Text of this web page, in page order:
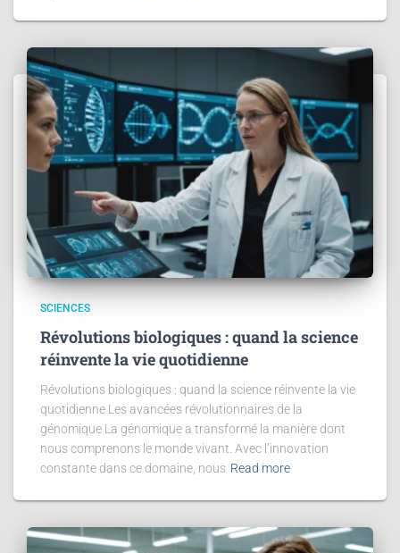
SCIENCES
Révolutions biologiques : quand la science
réinvente la vie quotidienne
Révolutions biologiques : quand la science réinvente la vie
quotidienne Les avancées révolutionnaires de la
génomique La génomique a transformé la manière dont
nous comprenons le monde vivant. Avec l’innovation
constante dans ce domaine, nous Read more